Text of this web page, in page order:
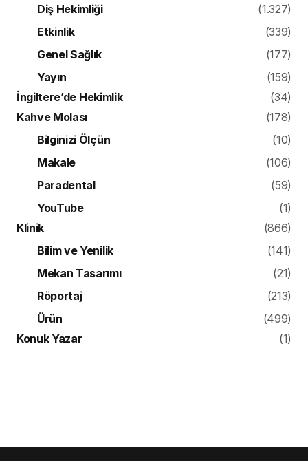
Diş Hekimliği
(1.327)
Etkinlik
(339)
Genel Sağlık
(177)
Yayın
(159)
İngiltere’de Hekimlik
(34)
Kahve Molası
(178)
Bilginizi Ölçün
(10)
Makale
(106)
Paradental
(59)
YouTube
(1)
Klinik
(866)
Bilim ve Yenilik
(141)
Mekan Tasarımı
(21)
Röportaj
(213)
Ürün
(499)
Konuk Yazar
(1)